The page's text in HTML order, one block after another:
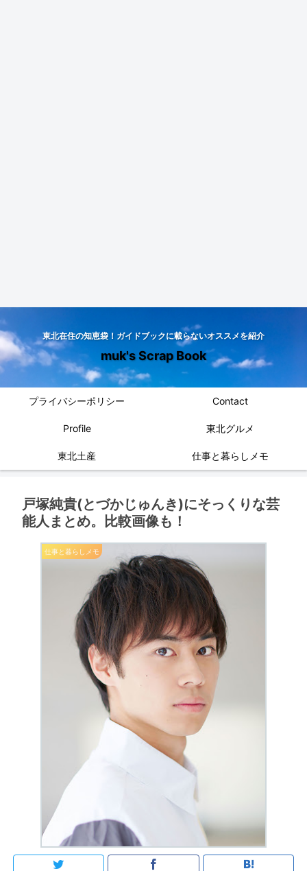
東北在住の知恵袋！ガイドブックに載らないオススメを紹介
muk's Scrap Book
プライバシーポリシー Contact
Profile 東北グルメ
東北土産 仕事と暮らしメモ
戸塚純貴(とづかじゅんき)にそっくりな芸
能人まとめ。比較画像も！
仕事と暮らしメモ